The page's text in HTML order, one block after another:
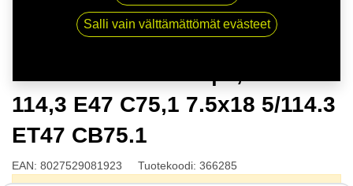
5/114.3 ET47 CB75.1
114,3 E47 C75,1 7.5x18 5/114.3
ET47 CB75.1
EAN: 8027529081923 Tuotekoodi: 366285
Salli vain välttämättömät evästeet